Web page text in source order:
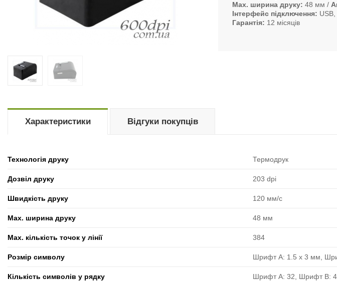
Max. ширина друку 48 мм
Інтерфейс підключення
Гарантія
12 місяців
Характеристики
Технологія друку Термодрук
Дозвіл друку 203 dpi
Швидкість друку 120 мм/с
Max. ширина друку 48 мм
Max. кількість точок у лінії 384
Розмір символу Шрифт A: 1.5 x 3 мм,
Кількість символів у рядку Шрифт A: 32, Шрифт B:
Відгуки покупців